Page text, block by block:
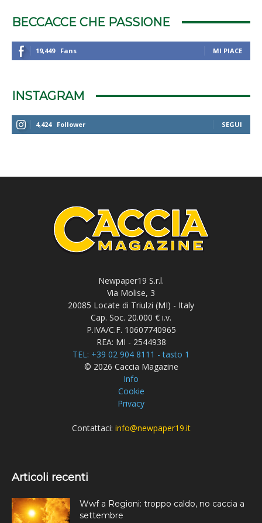
BECCACCE CHE PASSIONE
19,449 Fans MI PIACE
INSTAGRAM
4,424 Follower SEGUI
Newpaper19 S.r.l.
Via Molise, 3
20085 Locate di Triulzi (MI) - Italy
Cap. Soc. 20.000 € i.v.
P.IVA/C.F. 10607740965
REA: MI - 2544938
TEL: +39 02 904 8111 - tasto 1
© 2026 Caccia Magazine
Info
Cookie
Privacy
Contattaci: info@newpaper19.it
Articoli recenti
Wwf a Regioni: troppo caldo, no caccia a
settembre